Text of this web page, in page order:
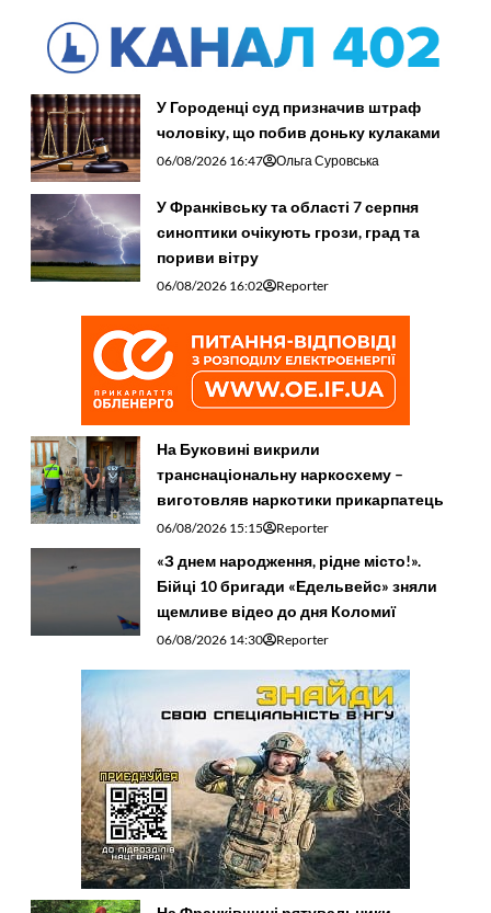
У Городенці суд призначив штраф
чоловіку, що побив доньку кулаками
06/08/2026 16:47 Ольга Суровська
У Франківську та області 7 серпня
синоптики очікують грози, град та
пориви вітру
06/08/2026 16:02 Reporter
На Буковині викрили
транснаціональну наркосхему –
виготовляв наркотики прикарпатець
06/08/2026 15:15 Reporter
«З днем народження, рідне місто!».
Бійці 10 бригади «Едельвейс» зняли
щемливе відео до дня Коломиї
06/08/2026 14:30 Reporter